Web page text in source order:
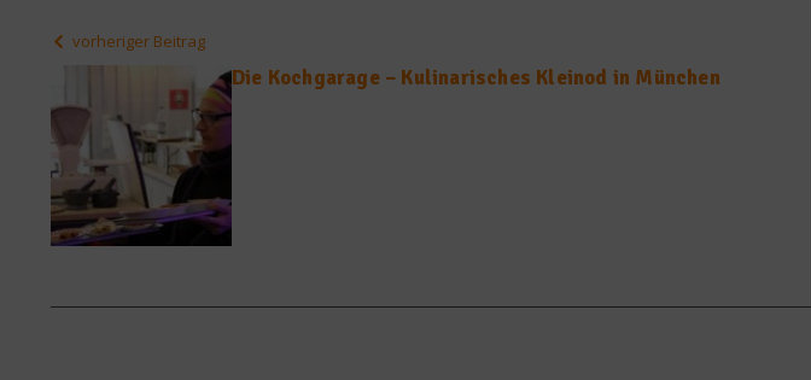
vorheriger Beitrag
Die Kochgarage – Kulinarisches Kleinod in München